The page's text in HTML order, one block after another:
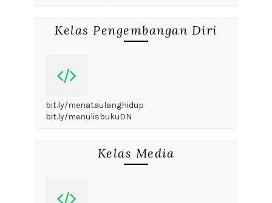
Kelas Pengembangan Diri
bit.ly/menataulanghidup
bit.ly/menulisbukuDN
Kelas Media